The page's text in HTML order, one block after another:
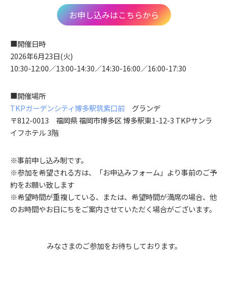
お申し込みはこちらから
■開催日時
2026年6月23日(火)
10:30-12:00／13:00-14:30／14:30-16:00／16:00-17:30
■開催場所
TKPガーデンシティ博多駅筑紫口前 グランデ
〒812-0013 福岡県 福岡市博多区 博多駅東1-12-3 TKPサンラ
イフホテル 3階
※事前申し込み制です。
※参加を希望される方は、「お申込みフォーム」より事前のご予
約をお願い致します
※希望時間が重複している、または、希望時間が満席の場合、他
のお時間やお日にちをご案内させていただく場合がございます。
みなさまのご参加をお待ちしております。